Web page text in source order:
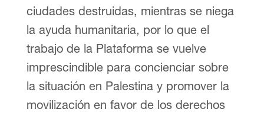
ciudades destruidas, mientras se niega
la ayuda humanitaria, por lo que el
trabajo de la Plataforma se vuelve
imprescindible para concienciar sobre
la situación en Palestina y promover la
movilización en favor de los derechos